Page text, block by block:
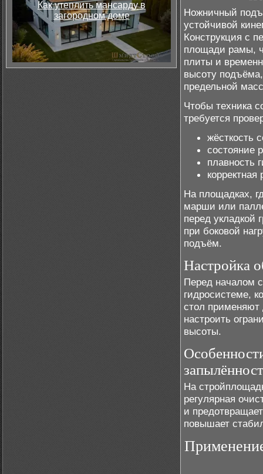
Как утеплить мансарду в
загородном доме
Ножничный
устойчивой
Конструкция с
площади рамы,
плиты и
высоту
предельной
Чтобы техника
требуется
жёсткость
состояние
плавность
На площадках,
марши или
перед укладкой
при боковой
подъём.
Настройка
Перед началом
гидросистеме,
стол применяют
настроить
высоты.
На
регулярная
и
повышает